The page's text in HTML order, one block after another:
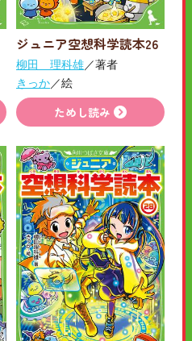
ジュニア空想科学読本26
柳田 理科雄／著者
きっか／絵
ためし読み